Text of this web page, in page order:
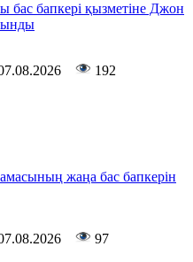
бапкері қызметіне Джон
192
жаңа бас бапкерін
97